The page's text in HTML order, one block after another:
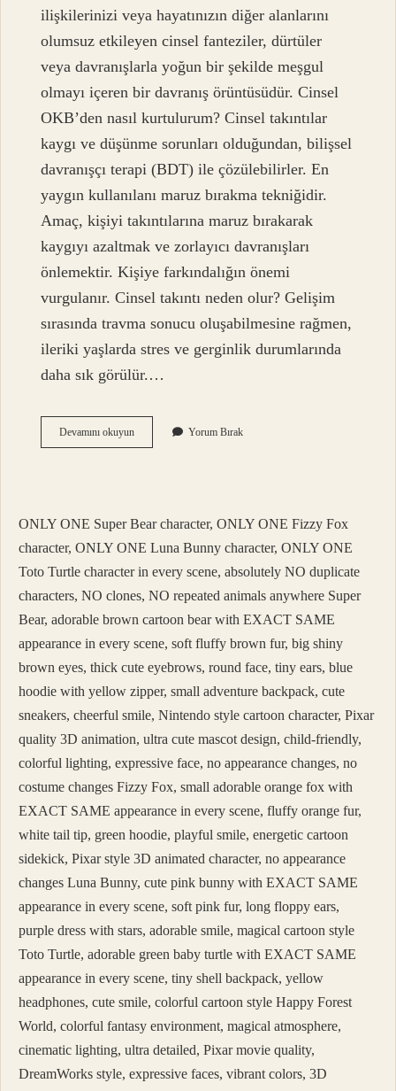
ilişkilerinizi veya hayatınızın diğer alanlarını
olumsuz etkileyen cinsel fanteziler, dürtüler
veya davranışlarla yoğun bir şekilde meşgul
olmayı içeren bir davranış örüntüsüdür. Cinsel
OKB’den nasıl kurtulurum? Cinsel takıntılar
kaygı ve düşünme sorunları olduğundan, bilişsel
davranışçı terapi (BDT) ile çözülebilirler. En
yaygın kullanılanı maruz bırakma tekniğidir.
Amaç, kişiyi takıntılarına maruz bırakarak
kaygıyı azaltmak ve zorlayıcı davranışları
önlemektir. Kişiye farkındalığın önemi
vurgulanır. Cinsel takıntı neden olur? Gelişim
sırasında travma sonucu oluşabilmesine rağmen,
ileriki yaşlarda stres ve gerginlik durumlarında
daha sık görülür.…
Devamını okuyunCinsel
Içerikli
Yorum Bırak
ONLY ONE Super Bear character, ONLY ONE Fizzy Fox
character, ONLY ONE Luna Bunny character, ONLY ONE
Toto Turtle character in every scene, absolutely NO duplicate
characters, NO clones, NO repeated animals anywhere Super
Bear, adorable brown cartoon bear with EXACT SAME
appearance in every scene, soft fluffy brown fur, big shiny
brown eyes, thick cute eyebrows, round face, tiny ears, blue
hoodie with yellow zipper, small adventure backpack, cute
sneakers, cheerful smile, Nintendo style cartoon character, Pixar
quality 3D animation, ultra cute mascot design, child-friendly,
colorful lighting, expressive face, no appearance changes, no
costume changes Fizzy Fox, small adorable orange fox with
EXACT SAME appearance in every scene, fluffy orange fur,
white tail tip, green hoodie, playful smile, energetic cartoon
sidekick, Pixar style 3D animated character, no appearance
changes Luna Bunny, cute pink bunny with EXACT SAME
appearance in every scene, soft pink fur, long floppy ears,
purple dress with stars, adorable smile, magical cartoon style
Toto Turtle, adorable green baby turtle with EXACT SAME
appearance in every scene, tiny shell backpack, yellow
headphones, cute smile, colorful cartoon style Happy Forest
World, colorful fantasy environment, magical atmosphere,
cinematic lighting, ultra detailed, Pixar movie quality,
DreamWorks style, expressive faces, vibrant colors, 3D